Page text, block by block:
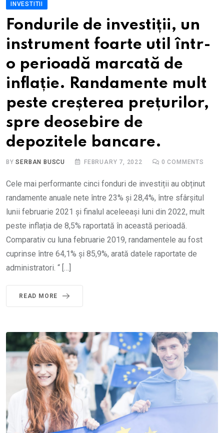
INVESTITII
Fondurile de investiții, un
instrument foarte util într-
o perioadă marcată de
inflație. Randamente mult
peste creșterea prețurilor,
spre deosebire de
depozitele bancare.
BYSERBAN BUSCU FEBRUARY 7, 2022 0 COMMENTS
Cele mai performante cinci fonduri de investiții au obținut
randamente anuale nete între 23% și 28,4%, între sfârșitul
lunii februarie 2021 și finalul aceleeași luni din 2022, mult
peste inflația de 8,5% raportată în această perioadă.
Comparativ cu luna februarie 2019, randamentele au fost
cuprinse între 64,1% și 85,9%, arată datele raportate de
administratori. “ […]
READ MORE